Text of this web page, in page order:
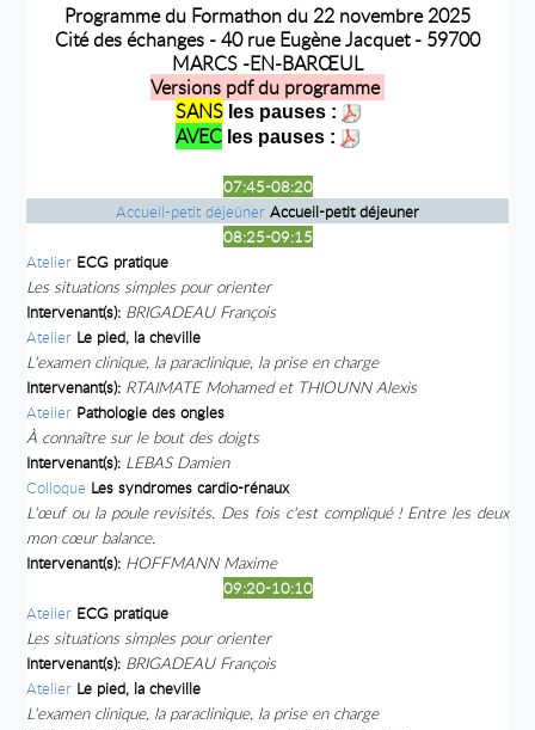
Programme du Formathon du 22 novembre 2025
Cité des échanges - 40 rue Eugène Jacquet - 59700
MARCS -EN-BARŒUL
Versions pdf du programme
SANSles pauses :
AVEC les pauses :
07:45-08:20
Accueil-petit déjeûner Accueil-petit déjeuner
08:25-09:15
Atelier ECG pratique
Les situations simples pour orienter
Intervenant(s): BRIGADEAU François
Atelier Le pied, la cheville
L'examen clinique, la paraclinique, la prise en charge
Intervenant(s): RTAIMATE Mohamed et THIOUNN Alexis
Atelier Pathologie des ongles
À connaître sur le bout des doigts
Intervenant(s): LEBAS Damien
Colloque Les syndromes cardio-rénaux
L'œuf ou la poule revisités. Des fois c'est compliqué ! Entre les deux
mon cœur balance.
Intervenant(s): HOFFMANN Maxime
09:20-10:10
Atelier ECG pratique
Les situations simples pour orienter
Intervenant(s): BRIGADEAU François
Atelier Le pied, la cheville
L'examen clinique, la paraclinique, la prise en charge